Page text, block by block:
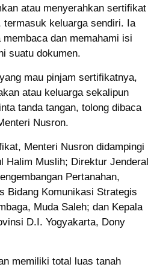
atau menyerahkan sertifikat
termasuk keluarga sendiri. Ia
dan memahami isi
suatu dokumen.
mau pinjam sertifikatnya,
atau keluarga sekalipun
tanda tangan, tolong dibaca
Nusron.
Menteri Nusron didampingi
Halim Muslih; Direktur Jenderal
Pertanahan,
Bidang Komunikasi Strategis
Muda Saleh; dan Kepala
D.I. Yogyakarta, Dony
memiliki total luas tanah